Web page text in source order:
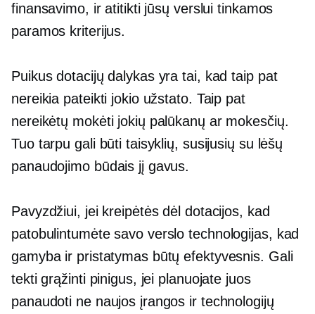
finansavimo, ir atitikti jūsų verslui tinkamos
paramos kriterijus.
Puikus dotacijų dalykas yra tai, kad taip pat
nereikia pateikti jokio užstato. Taip pat
nereikėtų mokėti jokių palūkanų ar mokesčių.
Tuo tarpu gali būti taisyklių, susijusių su lėšų
panaudojimo būdais jį gavus.
Pavyzdžiui, jei kreipėtės dėl dotacijos, kad
patobulintumėte savo verslo technologijas, kad
gamyba ir pristatymas būtų efektyvesnis. Gali
tekti grąžinti pinigus, jei planuojate juos
panaudoti ne naujos įrangos ir technologijų